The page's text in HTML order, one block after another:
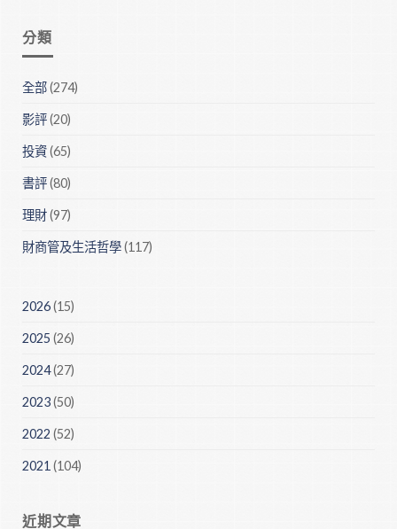
分類
全部(274)
影評(20)
投資(65)
書評(80)
理財(97)
財商管及生活哲學(117)
2026(15)
2025 (26)
2024(27)
2023(50)
2022 (52)
2021 (104)
近期文章